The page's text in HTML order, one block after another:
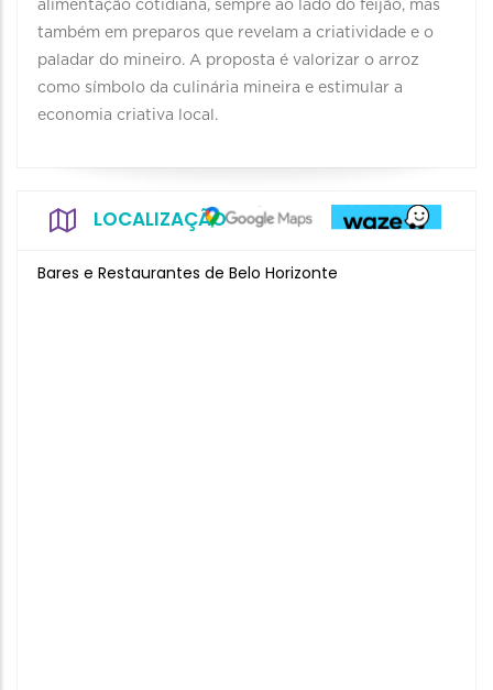
alimentação cotidiana, sempre ao lado do feijão, mas
também em preparos que revelam a criatividade e o
paladar do mineiro. A proposta é valorizar o arroz
como símbolo da culinária mineira e estimular a
economia criativa local.
LOCALIZAÇÃO
Bares e Restaurantes de Belo Horizonte